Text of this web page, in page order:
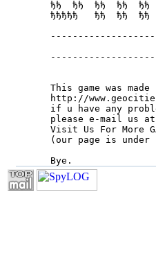
ђђ  ђђ  ђђ  ђђ
ђђђђђ   ђђ  ђђ
This game was
http://
if u have any
please e-mail us
Visit Us For More
(our page is
Bye.